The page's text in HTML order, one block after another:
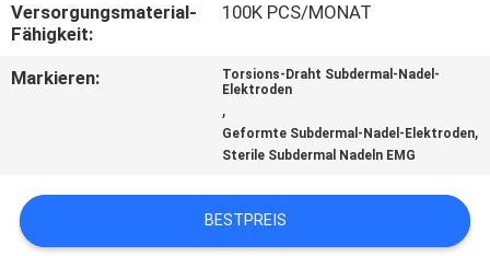
VERBINDUNG
NACHRICHTEN
SIE EIN
ZITAT
Versorgungsmaterial-
Fähigkeit:
100K PCS/MONAT
Markieren:
Torsions-Draht Subdermal-Nadel-
Elektroden
,
Geformte Subdermal-Nadel-Elektroden,
Sterile Subdermal Nadeln EMG
BESTPREIS